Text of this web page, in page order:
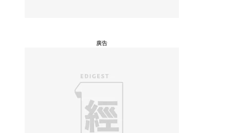
廣告